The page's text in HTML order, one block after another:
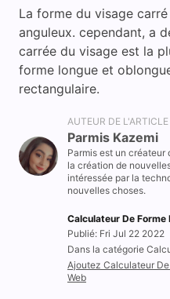
La forme du visage
anguleux. cependant, a
carrée du visage est la
forme longue et
rectangulaire.
AUTEUR DE L'ARTICLE
Parmis Kazemi
Parmis est un
la création de
intéressée par la
nouvelles choses.
Calculateur De Forme
Publié: Fri Jul 22 2022
Dans la catégorie
Ajoutez Calculateur
Web